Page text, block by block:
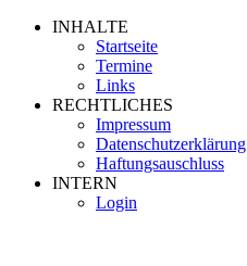
INHALTE
Startseite
Termine
Links
RECHTLICHES
Impressum
Datenschutzerklärung
Haftungsauschluss
INTERN
Login